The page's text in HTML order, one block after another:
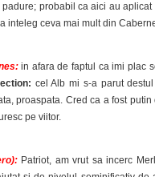
padure; probabil ca aici au
inteleg ceva mai mult din
in afara de faptul ca imi plac
cel Alb mi s-a parut
proaspata. Cred ca a fost
pe viitor.
Patriot, am vrut sa incerc